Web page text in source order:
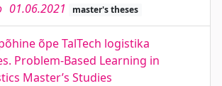
01.06.2021 master's theses
õpe TalTech logistika
Problem-Based Learning in
Master’s Studies